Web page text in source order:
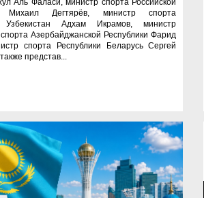
Аль Фаласи, министр спорта Российской
Михаил Дегтярёв, министр спорта
Узбекистан Адхам Икрамов, министр
Азербайджанской Республики Фарид
спорта Республики Беларусь Сергей
представ...